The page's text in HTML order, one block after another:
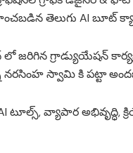
తెలుగు AI బూట్
గ్రాడ్యుయేషన్
స్వామి కి పట్టా
టూల్స్, వ్యాపార